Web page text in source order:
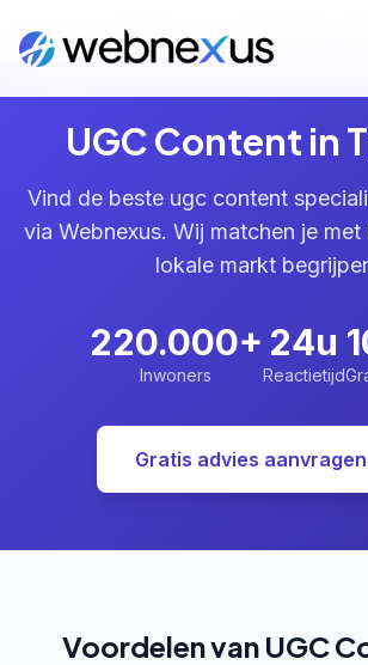
Home Diensten UGC Content
UGC Content in
Vind de beste ugc content
via Webnexus. Wij matchen je
lokale markt
220.000+
Inwoners
24u
Reactietijd
Gratis advies aanvragen
Voordelen van UGC